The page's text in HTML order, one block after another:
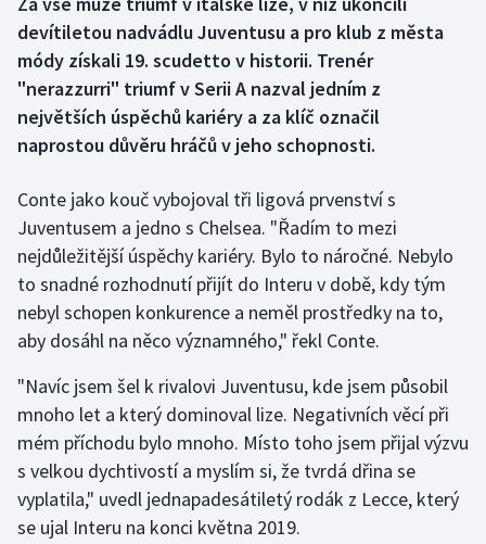
Florbal
Futsal
Golf
Gymnastika
Házená
Jezdectví
Judo
Krasobruslení
Lezení
Lyže a snowboard
devítiletou nadvádlu Juventusu a pro klub z města
módy získali 19. scudetto v historii. Trenér
"nerazzurri" triumf v Serii A nazval jedním z
největších úspěchů kariéry a za klíč označil
naprostou důvěru hráčů v jeho schopnosti.
Conte jako kouč vybojoval tři ligová prvenství s
Juventusem a jedno s Chelsea. "Řadím to mezi
nejdůležitější úspěchy kariéry. Bylo to náročné. Nebylo
to snadné rozhodnutí přijít do Interu v době, kdy tým
nebyl schopen konkurence a neměl prostředky na to,
aby dosáhl na něco významného," řekl Conte.
"Navíc jsem šel k rivalovi Juventusu, kde jsem působil
mnoho let a který dominoval lize. Negativních věcí při
mém příchodu bylo mnoho. Místo toho jsem přijal výzvu
s velkou dychtivostí a myslím si, že tvrdá dřina se
vyplatila," uvedl jednapadesátiletý rodák z Lecce, který
se ujal Interu na konci května 2019.